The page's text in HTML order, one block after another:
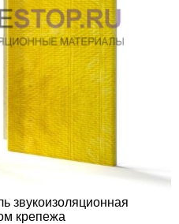
звукоизоляционная
крепежа